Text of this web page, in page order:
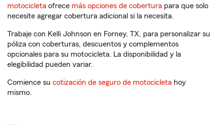
motocicleta ofrece más opciones de cobertura para que solo
necesite agregar cobertura adicional si la necesita.
Trabaje con Kelli Johnson en Forney, TX, para personalizar su
póliza con coberturas, descuentos y complementos
opcionales para su motocicleta. La disponibilidad y la
elegibilidad pueden variar.
Comience su cotización de seguro de motocicleta hoy
mismo.